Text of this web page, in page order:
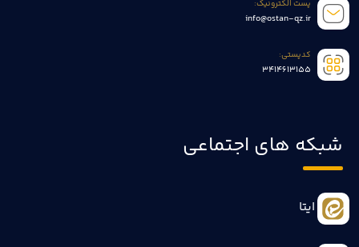
پست الکترونیک:
info@ostan-qz.ir
کدپستی:
3414613155
شبکه های اجتماعی
ایتا